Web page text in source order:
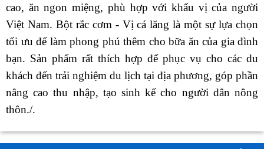
cao, ăn ngon miệng, phù hợp với khẩu vị của người
Việt Nam. Bột rắc cơm - Vị cá lăng là một sự lựa chọn
tối ưu để làm phong phú thêm cho bữa ăn của gia đình
bạn. Sản phẩm rất thích hợp để phục vụ cho các du
khách đến trải nghiệm du lịch tại địa phương, góp phần
nâng cao thu nhập, tạo sinh kế cho người dân nông
thôn./.